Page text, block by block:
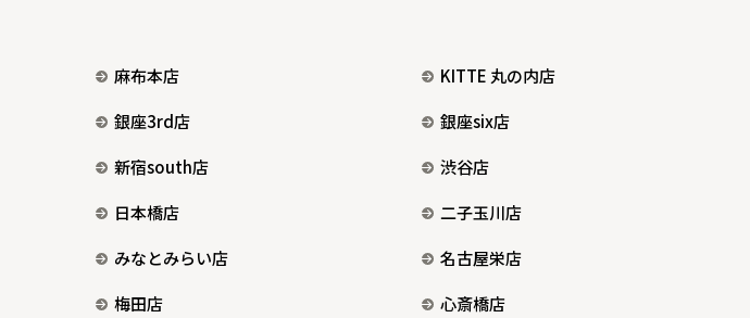
麻布本店
KITTE 丸の内店
銀座3rd店
銀座six店
新宿south店
渋谷店
日本橋店
二子玉川店
みなとみらい店
名古屋栄店
梅田店
心斎橋店